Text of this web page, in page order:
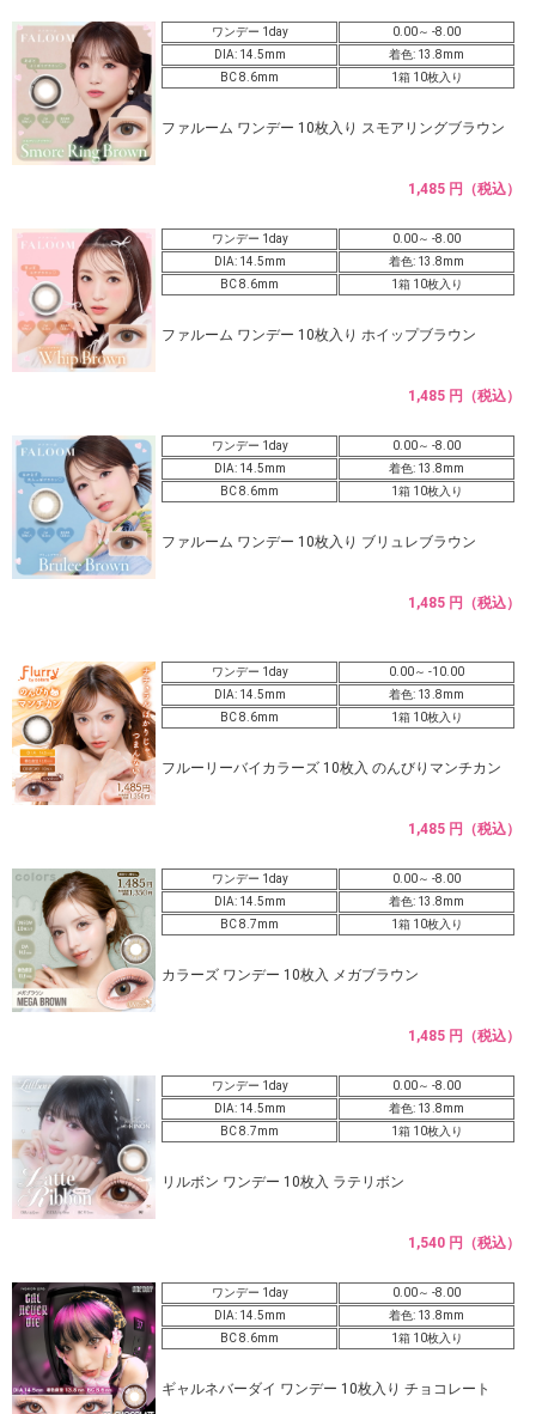
ワンデー 1day
0.00～ -8.00
DIA: 14.5mm
着色: 13.8mm
BC 8.6mm
1箱 10枚入り
ファルーム ワンデー 10枚入り スモアリングブラウン
1,485 円（税込）
ワンデー 1day
0.00～ -8.00
DIA: 14.5mm
着色: 13.8mm
BC 8.6mm
1箱 10枚入り
ファルーム ワンデー 10枚入り ホイップブラウン
1,485 円（税込）
ワンデー 1day
0.00～ -8.00
DIA: 14.5mm
着色: 13.8mm
BC 8.6mm
1箱 10枚入り
ファルーム ワンデー 10枚入り ブリュレブラウン
1,485 円（税込）
ワンデー 1day
0.00～ -10.00
DIA: 14.5mm
着色: 13.8mm
BC 8.6mm
1箱 10枚入り
フルーリーバイカラーズ 10枚入 のんびりマンチカン
1,485 円（税込）
ワンデー 1day
0.00～ -8.00
DIA: 14.5mm
着色: 13.8mm
BC 8.7mm
1箱 10枚入り
カラーズ ワンデー 10枚入 メガブラウン
1,485 円（税込）
ワンデー 1day
0.00～ -8.00
DIA: 14.5mm
着色: 13.8mm
BC 8.7mm
1箱 10枚入り
リルボン ワンデー 10枚入 ラテリボン
1,540 円（税込）
ワンデー 1day
0.00～ -8.00
DIA: 14.5mm
着色: 13.8mm
BC 8.6mm
1箱 10枚入り
ギャルネバーダイ ワンデー 10枚入り チョコレート